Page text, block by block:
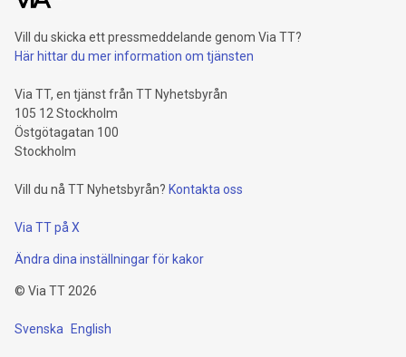
Vill du skicka ett pressmeddelande genom Via TT?
Här hittar du mer information om tjänsten
Via TT, en tjänst från TT Nyhetsbyrån
105 12 Stockholm
Östgötagatan 100
Stockholm
Vill du nå TT Nyhetsbyrån? Kontakta oss
Via TT på X
Ändra dina inställningar för kakor
© Via TT 2026
Svenska English